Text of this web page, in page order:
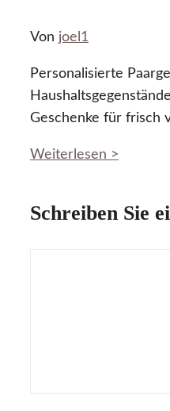
Von joel1
Personalisierte
Geschenke für frisch
Weiterlesen >
Schreiben Sie